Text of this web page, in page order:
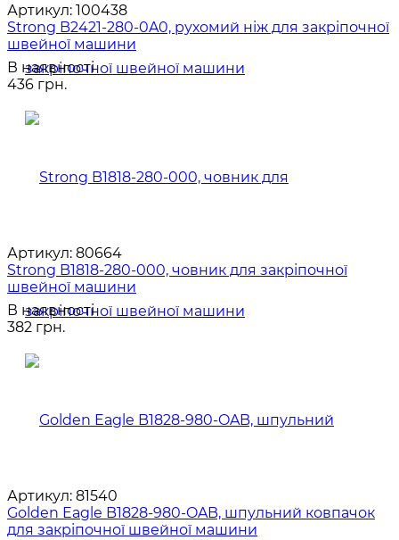
Артикул: 100438
Strong B2421-280-0A0, рухомий ніж для закріпочної
швейної машини
В наявності
436 грн.
Артикул: 80664
Strong B1818-280-000, човник для закріпочної
швейної машини
В наявності
382 грн.
Артикул: 81540
Golden Eagle B1828-980-OAB, шпульний ковпачок
для закріпочної швейної машини